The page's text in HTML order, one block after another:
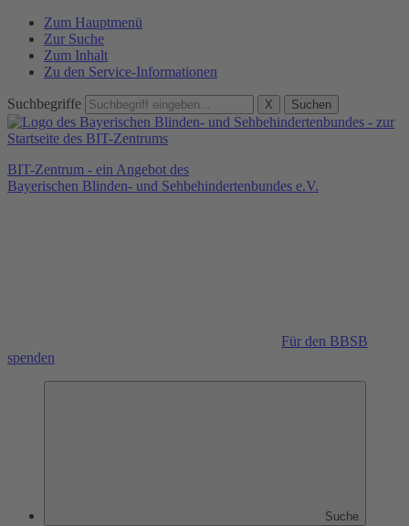
Zum Hauptmenü
Zur Suche
Zum Inhalt
Zu den Service-Informationen
Suchbegriffe X Suchen
BIT-Zentrum - ein Angebot des
Bayerischen Blinden- und Sehbehindertenbundes e.V.
Für den BBSB
spenden
Suche